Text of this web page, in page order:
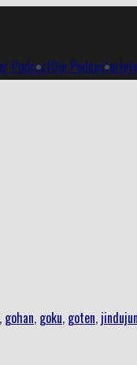
PodcastDie Podcaster
, gohan, goku, goten, jindujun